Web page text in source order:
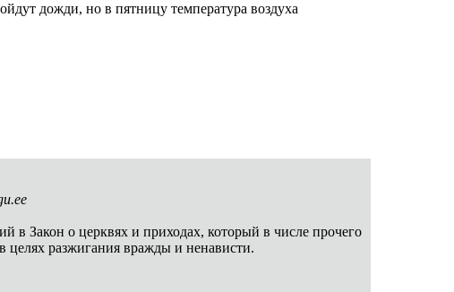
дожди, но в пятницу температура воздуха
в Закон о церквях и приходах, который в числе прочего
целях разжигания вражды и ненависти.